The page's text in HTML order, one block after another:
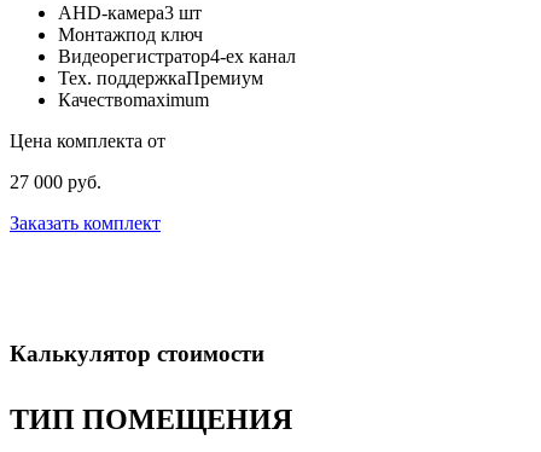
AHD-камера3 шт
Монтажпод ключ
Видеорегистратор4-ех канал
Тех. поддержкаПремиум
Качествоmaximum
Цена комплекта от
27 000 руб.
Заказать комплект
Калькулятор стоимости
ТИП ПОМЕЩЕНИЯ